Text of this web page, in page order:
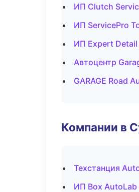
ИП Clutch
ИП ServicePro
ИП Expert
Автоцентр
GARAGE Road
Компании в
Техстанция
ИП Box